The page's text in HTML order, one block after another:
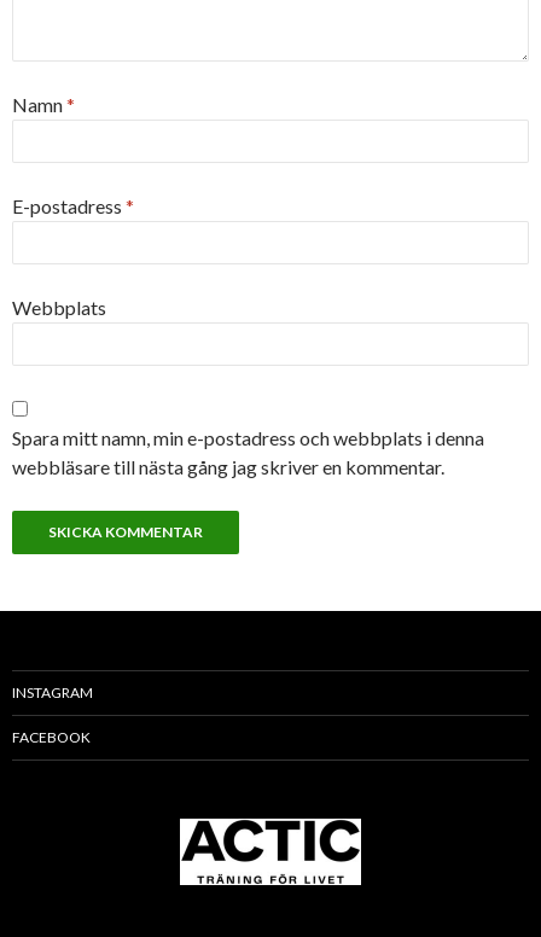
Namn*
E-postadress *
Webbplats
Spara mitt namn, min e-postadress och webbplats i denna
webbläsare till nästa gång jag skriver en kommentar.
INSTAGRAM
FACEBOOK